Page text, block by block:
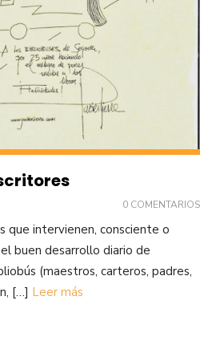
0 COMENTARIOS
que intervienen, consciente o
buen desarrollo diario de
(maestros, carteros, padres,
[…] Leer más